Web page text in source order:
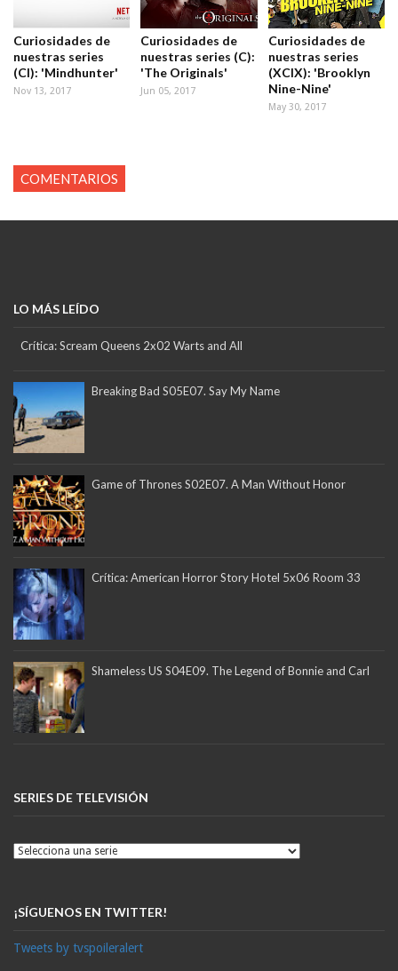
Curiosidades de
nuestras series
(CI): 'Mindhunter'
Nov 13, 2017
Curiosidades de
nuestras series (C):
'The Originals'
Jun 05, 2017
Curiosidades de
nuestras series
(XCIX): 'Brooklyn
Nine-Nine'
May 30, 2017
COMENTARIOS
LO MÁS LEÍDO
Crítica: Scream Queens 2x02 Warts and All
Breaking Bad S05E07. Say My Name
Game of Thrones S02E07. A Man Without Honor
Crítica: American Horror Story Hotel 5x06 Room 33
Shameless US S04E09. The Legend of Bonnie and Carl
SERIES DE TELEVISIÓN
¡SÍGUENOS EN TWITTER!
Tweets by tvspoileralert